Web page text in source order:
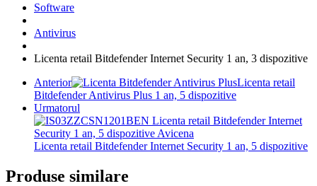
Software
Antivirus
Licenta retail Bitdefender Internet Security 1 an, 3 dispozitive
Anterior
Licenta retail
Bitdefender Antivirus Plus 1 an, 5 dispozitive
Urmatorul
Licenta retail Bitdefender Internet Security 1 an, 5 dispozitive
Produse similare